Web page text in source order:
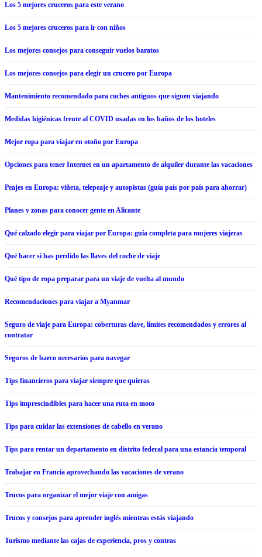
Los 5 mejores cruceros para este verano
Los 5 mejores cruceros para ir con niños
Los mejores consejos para conseguir vuelos baratos
Los mejores consejos para elegir un crucero por Europa
Mantenimiento recomendado para coches antiguos que siguen viajando
Medidas higiénicas frente al COVID usadas en los baños de los hoteles
Mejor ropa para viajar en otoño por Europa
Opciones para tener Internet en un apartamento de alquiler durante las vacaciones
Peajes en Europa: viñeta, telepeaje y autopistas (guía país por país para ahorrar)
Planes y zonas para conocer gente en Alicante
Qué calzado elegir para viajar por Europa: guía completa para mujeres viajeras
Qué hacer si has perdido las llaves del coche de viaje
Qué tipo de ropa preparar para un viaje de vuelta al mundo
Recomendaciones para viajar a Myanmar
Seguro de viaje para Europa: coberturas clave, límites recomendados y errores al
contratar
Seguros de barco necesarios para navegar
Tips financieros para viajar siempre que quieras
Tips imprescindibles para hacer una ruta en moto
Tips para cuidar las extensiones de cabello en verano
Tips para rentar un departamento en distrito federal para una estancia temporal
Trabajar en Francia aprovechando las vacaciones de verano
Trucos para organizar el mejor viaje con amigas
Trucos y consejos para aprender inglés mientras estás viajando
Turismo mediante las cajas de experiencia, pros y contras